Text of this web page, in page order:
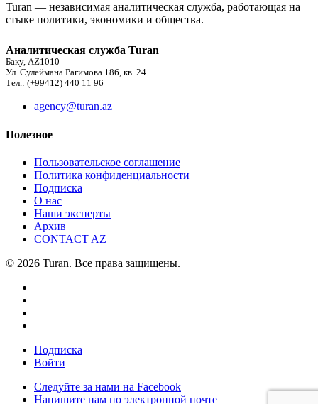
Turan — независимая аналитическая служба, работающая на
стыке политики, экономики и общества.
Аналитическая служба Turan
Баку, AZ1010
Ул. Сулеймана Рагимова 186, кв. 24
Тел.: (+99412) 440 11 96
agency@turan.az
Полезное
Пользовательское соглашение
Политика конфиденциальности
Подписка
О нас
Наши эксперты
Архив
CONTACT AZ
© 2026 Turan. Все права защищены.
Подписка
Войти
Следуйте за нами на Facebook
Напишите нам по электронной почте